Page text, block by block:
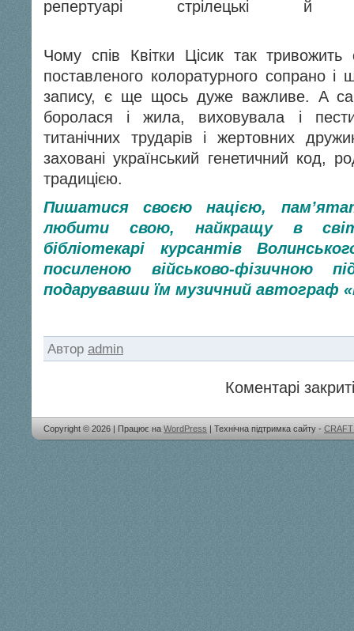
репертуарі стрілецькі й
Чому спів Квітки Цісик так
поставленого колоратурного сопрано і
запису, є ще щось дуже важливе. А
боролася і жила, виховувала і
титанічних трударів і жертовних
заховані український генетичний код,
традицією.
Пишатися своєю нацією,
любити свою, найкращу в
бібліотекарі курсантів
посиленою військово-фізичною
подарувавши їм музичний автограф
Автор admin
Коментарі
Copyright © 2026 | Працює на WordPress | Технічна підтримка сайту -